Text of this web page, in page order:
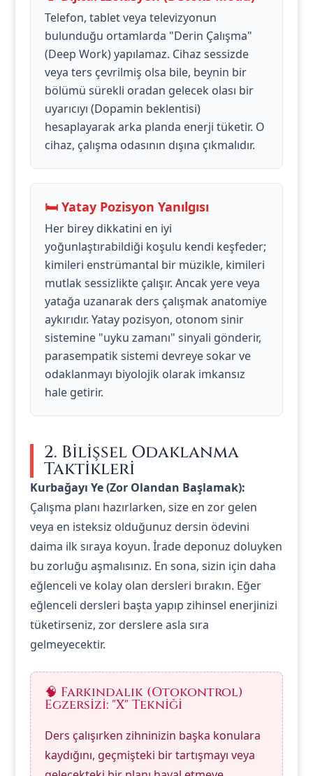
Telefon, tablet veya televizyonun
bulunduğu ortamlarda "Derin Çalışma"
(Deep Work) yapılamaz. Cihaz sessizde
veya ters çevrilmiş olsa bile, beynin bir
bölümü sürekli oradan gelecek olası bir
uyarıcıyı (Dopamin beklentisi)
hesaplayarak arka planda enerji tüketir. O
cihaz, çalışma odasının dışına çıkmalıdır.
🛏️ Yatay Pozisyon Yanılgısı
Her birey dikkatini en iyi
yoğunlaştırabildiği koşulu kendi keşfeder;
kimileri enstrümantal bir müzikle, kimileri
mutlak sessizlikte çalışır. Ancak yere veya
yatağa uzanarak ders çalışmak anatomiye
aykırıdır. Yatay pozisyon, otonom sinir
sistemine "uyku zamanı" sinyali gönderir,
parasempatik sistemi devreye sokar ve
odaklanmayı biyolojik olarak imkansız
hale getirir.
2. Bilişsel Odaklanma
Taktikleri
Kurbağayı Ye (Zor Olandan Başlamak):
Çalışma planı hazırlarken, size en zor gelen
veya en isteksiz olduğunuz dersin ödevini
daima ilk sıraya koyun. İrade deponuz doluyken
bu zorluğu aşmalısınız. En sona, sizin için daha
eğlenceli ve kolay olan dersleri bırakın. Eğer
eğlenceli dersleri başta yapıp zihinsel enerjinizi
tüketirseniz, zor derslere asla sıra
gelmeyecektir.
🧠 Farkındalık (Otokontrol)
Egzersizi: "X" Tekniği
Ders çalışırken zihninizin başka konulara
kaydığını, geçmişteki bir tartışmayı veya